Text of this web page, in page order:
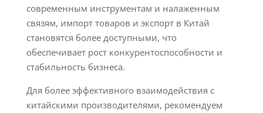
современным инструментам и налаженным
связям, импорт товаров и экспорт в Китай
становятся более доступными, что
обеспечивает рост конкурентоспособности и
стабильность бизнеса.
Для более эффективного взаимодействия с
китайскими производителями, рекомендуем